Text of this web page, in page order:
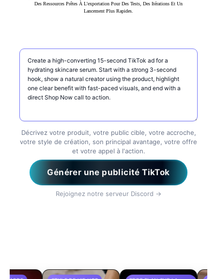
Des Ressources Prêtes À L'exportation Pour Des Tests, Des Itérations Et Un
Lancement Plus Rapides.
Décrivez la publicité TikTok que vous souhaitez créer
Décrivez votre produit, votre public cible, votre accroche,
votre style de création, son principal avantage, votre offre
et votre appel à l'action.
Générer une publicité TikTok
Rejoignez notre serveur Discord →